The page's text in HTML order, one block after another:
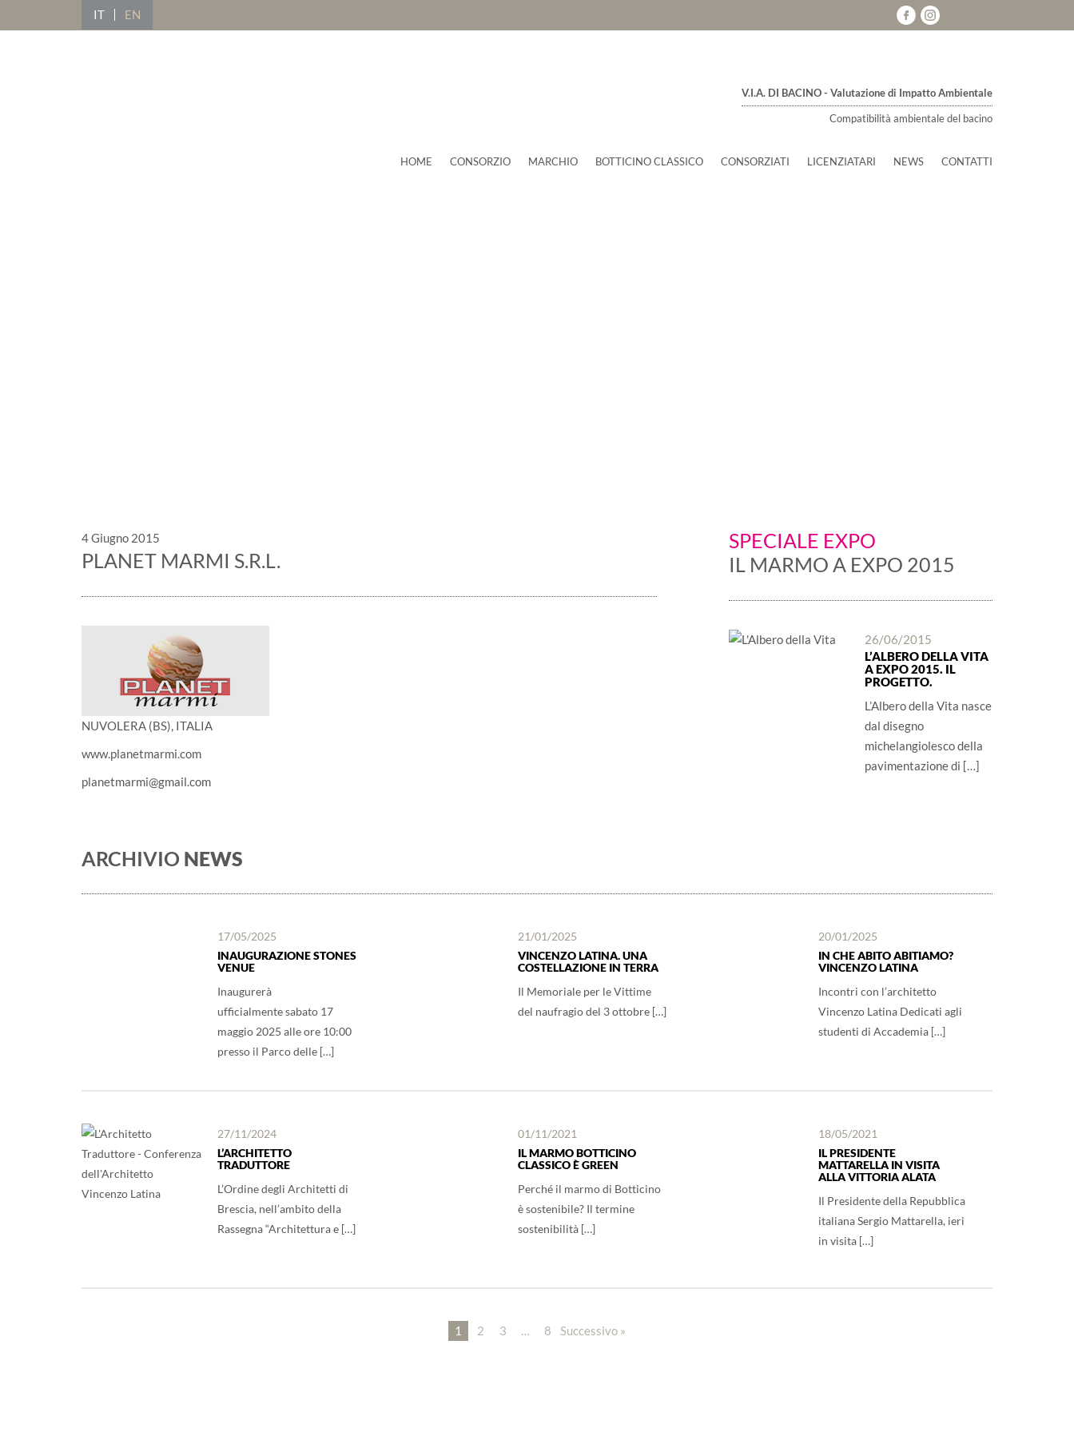
IT EN
V.I.A. DI BACINO - Valutazione di Impatto Ambientale
Compatibilità ambientale del bacino
HOME CONSORZIO MARCHIO BOTTICINO CLASSICO CONSORZIATI LICENZIATARI NEWS CONTATTI
4 Giugno 2015
PLANET MARMI S.R.L.
NUVOLERA (BS), ITALIA
www.planetmarmi.com
planetmarmi@gmail.com
SPECIALE EXPO
IL MARMO A EXPO 2015
26/06/2015
L’ALBERO DELLA VITA
A EXPO 2015. IL
PROGETTO.
L’Albero della Vita nasce
dal disegno
michelangiolesco della
pavimentazione di […]
ARCHIVIO NEWS
17/05/2025
INAUGURAZIONE STONES
VENUE
Inaugurerà
ufficialmente sabato 17
maggio 2025 alle ore 10:00
presso il Parco delle […]
21/01/2025
VINCENZO LATINA. UNA
COSTELLAZIONE IN TERRA
Il Memoriale per le Vittime
del naufragio del 3 ottobre […]
20/01/2025
IN CHE ABITO ABITIAMO?
VINCENZO LATINA
Incontri con l’architetto
Vincenzo Latina Dedicati agli
studenti di Accademia […]
27/11/2024
L’ARCHITETTO
TRADUTTORE
L’Ordine degli Architetti di
Brescia, nell’ambito della
Rassegna “Architettura e […]
01/11/2021
IL MARMO BOTTICINO
CLASSICO È GREEN
Perché il marmo di Botticino
è sostenibile? Il termine
sostenibilità […]
18/05/2021
IL PRESIDENTE
MATTARELLA IN VISITA
ALLA VITTORIA ALATA
Il Presidente della Repubblica
italiana Sergio Mattarella, ieri
in visita […]
1 2 3 … 8 Successivo »